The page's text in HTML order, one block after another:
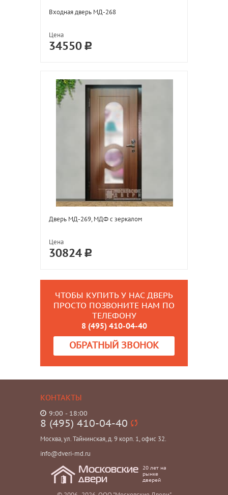
Входная дверь МД-268
Цена
34550
Дверь МД-269, МДФ с зеркалом
Цена
30824
ЧТОБЫ КУПИТЬ У НАС ДВЕРЬ
ПРОСТО ПОЗВОНИТЕ НАМ ПО
ТЕЛЕФОНУ
8 (495) 410-04-40
ОБРАТНЫЙ ЗВОНОК
КОНТАКТЫ
9:00 - 18:00
8 (495) 410-04-40
Москва, ул. Тайнинская, д. 9 корп. 1, офис 32.
info@dveri-md.ru
Московские
двери
20 лет на
рынке
дверей